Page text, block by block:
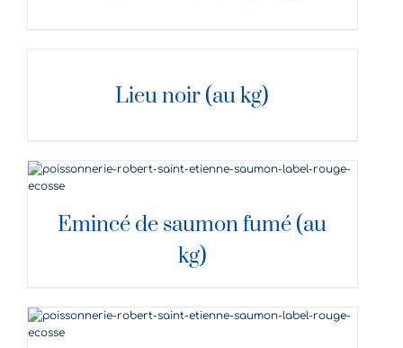
Lieu noir (au kg)
Emincé de saumon fumé (au
kg)